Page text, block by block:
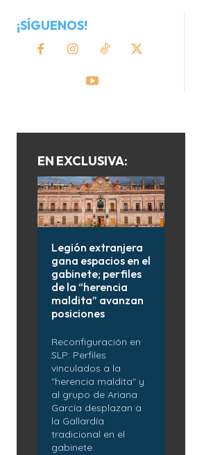
¡SÍGUENOS!
EN EXCLUSIVA:
Legión extranjera
gana espacios en el
gabinete; perfiles
de la “herencia
maldita” avanzan
posiciones
Reconfiguración en
SLP: Perfiles
vinculados a la
"herencia maldita" y
al grupo de Ariana
García desplazan a
la Gallardía
tradicional en el
gabinete.